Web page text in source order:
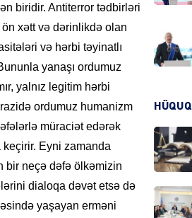
biridir. Antiterror tədbirləri
xətt və dərinlikdə olan
və hərbi təyinatlı
yanaşı ordumuz
yalnız legitim hərbi
ordumuz humanizm
müraciət edərək
Eyni zamanda
bir neçə dəfə ölkəmizin
dialoqa dəvət etsə də
yaşayan erməni
HÜQUQ